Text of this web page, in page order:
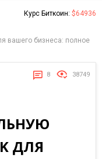
Курс Биткоин: $64936
вашего бизнеса: полное
8 38749
ДЛЯ